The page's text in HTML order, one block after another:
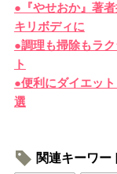
●『やせおか』著
キリボディに
●調理も掃除もラ
ト
●便利にダイエッ
選
関連キーワー